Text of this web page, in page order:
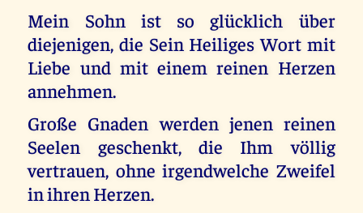
Mein Sohn ist so glücklich über
diejenigen, die Sein Heiliges Wort mit
Liebe und mit einem reinen Herzen
annehmen.
Große Gnaden werden jenen reinen
Seelen geschenkt, die Ihm völlig
vertrauen, ohne irgendwelche Zweifel
in ihren Herzen.